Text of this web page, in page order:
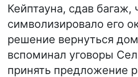
Кейптауна, сдав багаж,
символизировало его
решение вернуться
вспоминал уговоры
принять предложение